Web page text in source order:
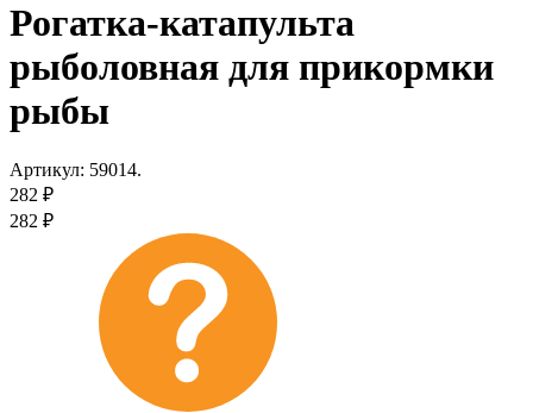
Рогатка-катапульта
рыболовная для прикормки
рыбы
Артикул: 59014.
282 ₽
282 ₽